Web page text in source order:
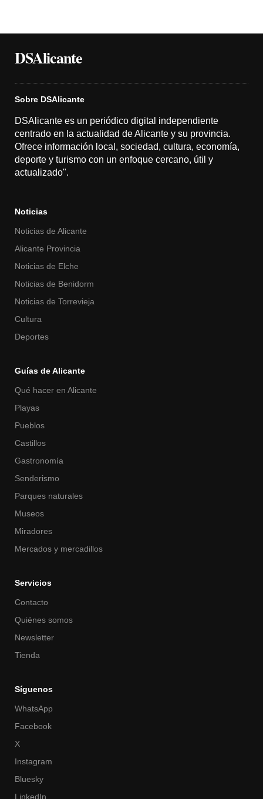
DSAlicante
Sobre DSAlicante
DSAlicante es un periódico digital independiente
centrado en la actualidad de Alicante y su provincia.
Ofrece información local, sociedad, cultura, economía,
deporte y turismo con un enfoque cercano, útil y
actualizado".
Noticias
Noticias de Alicante
Alicante Provincia
Noticias de Elche
Noticias de Benidorm
Noticias de Torrevieja
Cultura
Deportes
Guías de Alicante
Qué hacer en Alicante
Playas
Pueblos
Castillos
Gastronomía
Senderismo
Parques naturales
Museos
Miradores
Mercados y mercadillos
Servicios
Contacto
Quiénes somos
Newsletter
Tienda
Síguenos
WhatsApp
Facebook
X
Instagram
Bluesky
LinkedIn